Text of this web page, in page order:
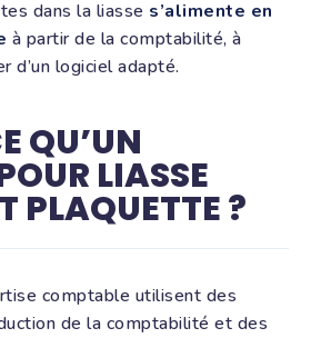
dans la liasse s’alimente en
à partir de la comptabilité, à
d’un logiciel adapté.
QU’UN
LIASSE
PLAQUETTE ?
comptable utilisent des
de la comptabilité et des